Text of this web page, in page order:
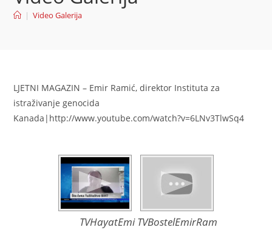
| Video Galerija
LJETNI MAGAZIN – Emir Ramić, direktor Instituta za
istraživanje genocida
Kanada|http://www.youtube.com/watch?v=6LNv3TlwSq4
TVHayatEmi TVBostelEmirRam